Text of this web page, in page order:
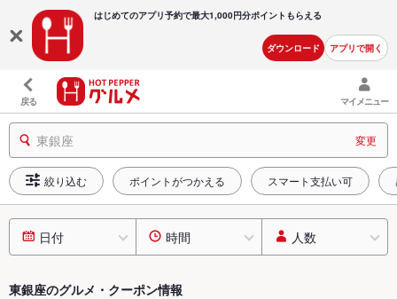
はじめてのアプリ予約で最大1,000円分ポイントもらえる
ダウンロード アプリで開く
戻る マイメニュー
東銀座 変更
絞り込む ポイントがつかえる スマート支払い可
日付 時間 人数
東銀座のグルメ・クーポン情報